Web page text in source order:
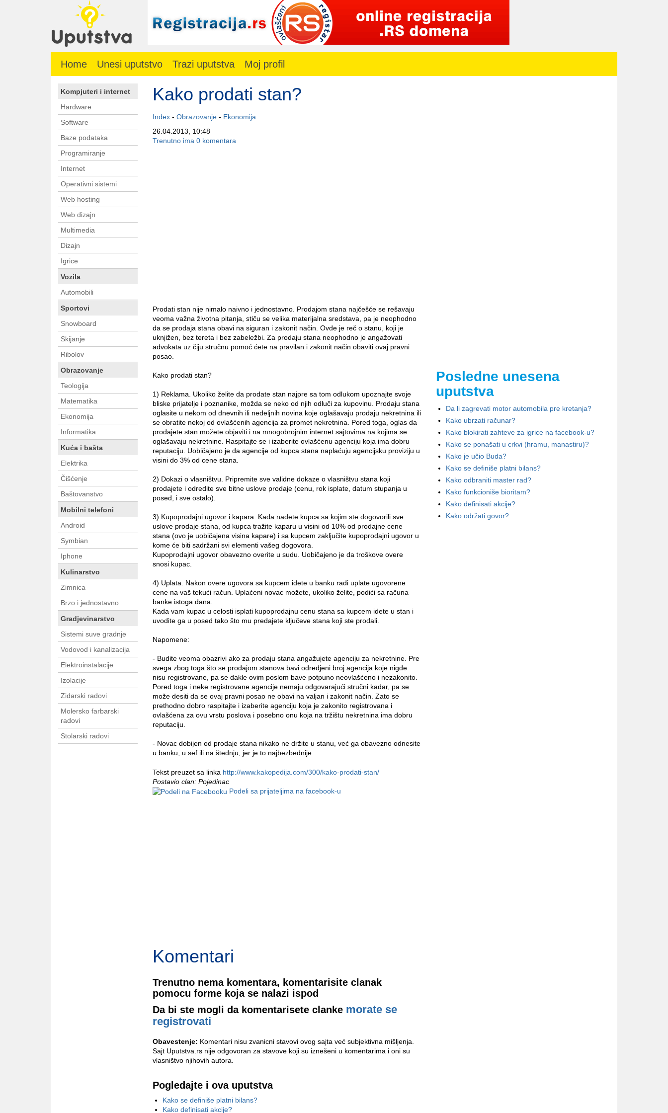
Home Unesi uputstvo Trazi uputstva Moj profil
Kako prodati stan?
Index - Obrazovanje - Ekonomija
26.04.2013, 10:48
Trenutno ima 0 komentara
Prodati stan nije nimalo naivno i jednostavno. Prodajom stana najčešće se rešavaju
veoma važna životna pitanja, stiču se velika materijalna sredstava, pa je neophodno
da se prodaja stana obavi na siguran i zakonit način. Ovde je reč o stanu, koji je
uknjižen, bez tereta i bez zabeležbi. Za prodaju stana neophodno je angažovati
advokata uz čiju stručnu pomoć ćete na pravilan i zakonit način obaviti ovaj pravni
posao.
Kako prodati stan?
1) Reklama. Ukoliko želite da prodate stan najpre sa tom odlukom upoznajte svoje
bliske prijatelje i poznanike, možda se neko od njih odluči za kupovinu. Prodaju stana
oglasite u nekom od dnevnih ili nedeljnih novina koje oglašavaju prodaju nekretnina ili
se obratite nekoj od ovlašćenih agencija za promet nekretnina. Pored toga, oglas da
prodajete stan možete objaviti i na mnogobrojnim internet sajtovima na kojima se
oglašavaju nekretnine. Raspitajte se i izaberite ovlašćenu agenciju koja ima dobru
reputaciju. Uobičajeno je da agencije od kupca stana naplaćuju agencijsku proviziju u
visini do 3% od cene stana.
2) Dokazi o vlasništvu. Pripremite sve validne dokaze o vlasništvu stana koji
prodajete i odredite sve bitne uslove prodaje (cenu, rok isplate, datum stupanja u
posed, i sve ostalo).
3) Kupoprodajni ugovor i kapara. Kada nađete kupca sa kojim ste dogovorili sve
uslove prodaje stana, od kupca tražite kaparu u visini od 10% od prodajne cene
stana (ovo je uobičajena visina kapare) i sa kupcem zaključite kupoprodajni ugovor u
kome će biti sadržani svi elementi vašeg dogovora.
Kupoprodajni ugovor obavezno overite u sudu. Uobičajeno je da troškove overe
snosi kupac.
4) Uplata. Nakon overe ugovora sa kupcem idete u banku radi uplate ugovorene
cene na vaš tekući račun. Uplaćeni novac možete, ukoliko želite, podići sa računa
banke istoga dana.
Kada vam kupac u celosti isplati kupoprodajnu cenu stana sa kupcem idete u stan i
uvodite ga u posed tako što mu predajete ključeve stana koji ste prodali.
Napomene:
- Budite veoma obazrivi ako za prodaju stana angažujete agenciju za nekretnine. Pre
svega zbog toga što se prodajom stanova bavi odredjeni broj agencija koje nigde
nisu registrovane, pa se dakle ovim poslom bave potpuno neovlašćeno i nezakonito.
Pored toga i neke registrovane agencije nemaju odgovarajući stručni kadar, pa se
može desiti da se ovaj pravni posao ne obavi na valjan i zakonit način. Zato se
prethodno dobro raspitajte i izaberite agenciju koja je zakonito registrovana i
ovlašćena za ovu vrstu poslova i posebno onu koja na tržištu nekretnina ima dobru
reputaciju.
- Novac dobijen od prodaje stana nikako ne držite u stanu, već ga obavezno odnesite
u banku, u sef ili na štednju, jer je to najbezbednije.
Tekst preuzet sa linka http://www.kakopedija.com/300/kako-prodati-stan/
Postavio clan: Pojedinac
Podeli sa prijateljima na facebook-u
Komentari
Trenutno nema komentara, komentarisite clanak
pomocu forme koja se nalazi ispod
Da bi ste mogli da komentarisete clanke morate se
registrovati
Obavestenje: Komentari nisu zvanicni stavovi ovog sajta već subjektivna mišljenja.
Sajt Uputstva.rs nije odgovoran za stavove koji su iznešeni u komentarima i oni su
vlasništvo njihovih autora.
Pogledajte i ova uputstva
Kako se definiše platni bilans?
Kako definisati akcije?
Kompjuteri i internet
Hardware
Software
Baze podataka
Programiranje
Internet
Operativni sistemi
Web hosting
Web dizajn
Multimedia
Dizajn
Igrice
Vozila
Automobili
Sportovi
Snowboard
Skijanje
Ribolov
Obrazovanje
Teologija
Matematika
Ekonomija
Informatika
Kuća i bašta
Elektrika
Čišćenje
Baštovanstvo
Mobilni telefoni
Android
Symbian
Iphone
Kulinarstvo
Zimnica
Brzo i jednostavno
Gradjevinarstvo
Sistemi suve gradnje
Vodovod i kanalizacija
Elektroinstalacije
Izolacije
Zidarski radovi
Molersko farbarski
radovi
Stolarski radovi
Posledne unesena
uputstva
Da li zagrevati motor automobila pre kretanja?
Kako ubrzati računar?
Kako blokirati zahteve za igrice na facebook-u?
Kako se ponašati u crkvi (hramu, manastiru)?
Kako je učio Buda?
Kako se definiše platni bilans?
Kako odbraniti master rad?
Kako funkcioniše bioritam?
Kako definisati akcije?
Kako održati govor?